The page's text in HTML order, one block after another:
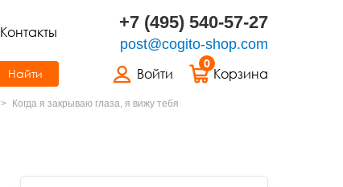
Контакты +7 (495) 540-57-27
post@cogito-shop.com
Войти
0
Корзина
Найти
Когда я закрываю глаза, я вижу тебя